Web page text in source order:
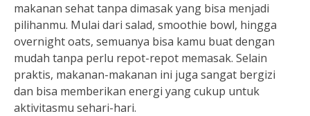
makanan sehat tanpa dimasak yang bisa menjadi
pilihanmu. Mulai dari salad, smoothie bowl, hingga
overnight oats, semuanya bisa kamu buat dengan
mudah tanpa perlu repot-repot memasak. Selain
praktis, makanan-makanan ini juga sangat bergizi
dan bisa memberikan energi yang cukup untuk
aktivitasmu sehari-hari.